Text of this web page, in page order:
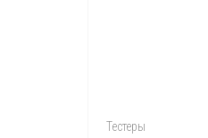
Тестеры